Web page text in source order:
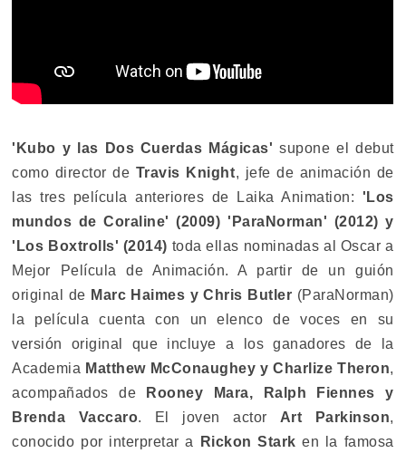
'Kubo y las Dos Cuerdas Mágicas' supone el debut
como director de Travis Knight, jefe de animación de
las tres película anteriores de Laika Animation: 'Los
mundos de Coraline' (2009) 'ParaNorman' (2012) y
'Los Boxtrolls' (2014) toda ellas nominadas al Oscar a
Mejor Película de Animación. A partir de un guión
original de Marc Haimes y Chris Butler (ParaNorman)
la película cuenta con un elenco de voces en su
versión original que incluye a los ganadores de la
Academia Matthew McConaughey y Charlize Theron,
acompañados de
Rooney Mara, Ralph Fiennes y
Brenda Vaccaro. El joven actor Art Parkinson,
conocido por interpretar a
Rickon Starken la famosa